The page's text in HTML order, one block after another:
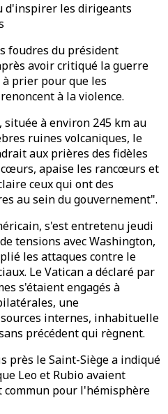
d'inspirer les dirigeants
foudres du président
avoir critiqué la guerre
prier pour que les
à la violence.
à environ 245 km au
ruines volcaniques, le
aux prières des fidèles
apaise les rancœurs et
ceux qui ont des
au sein du gouvernement".
s'est entretenu jeudi
tensions avec Washington,
les attaques contre le
Le Vatican a déclaré par
s'étaient engagés à
une
internes, inhabituelle
précédent qui règnent.
près le Saint-Siège a indiqué
Leo et Rubio avaient
pour l'hémisphère